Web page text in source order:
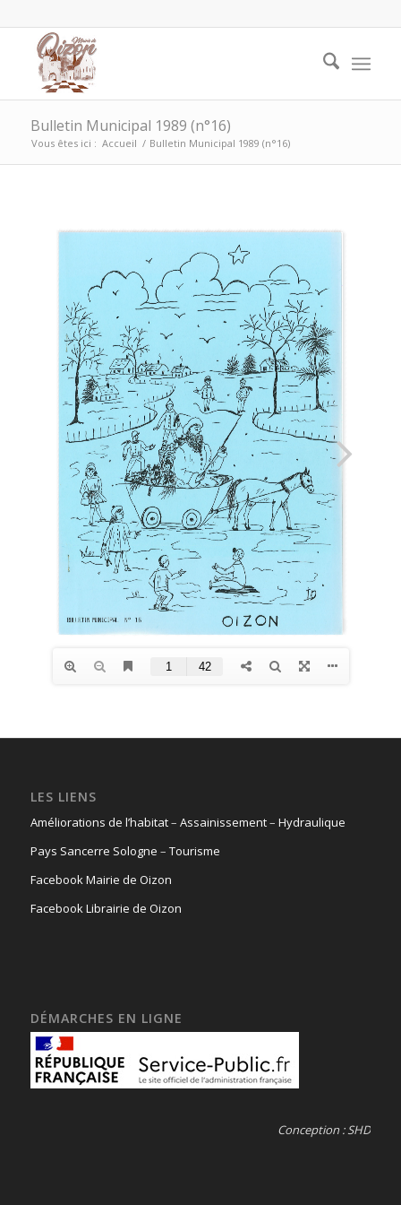
Bulletin Municipal 1989 (n°16)
Vous êtes ici : Accueil / Bulletin Municipal 1989 (n°16)
LES LIENS
Améliorations de l’habitat– Assainissement– Hydraulique
Pays Sancerre Sologne – Tourisme
Facebook Mairie de Oizon
Facebook Librairie de Oizon
DÉMARCHES EN LIGNE
Conception : SHD